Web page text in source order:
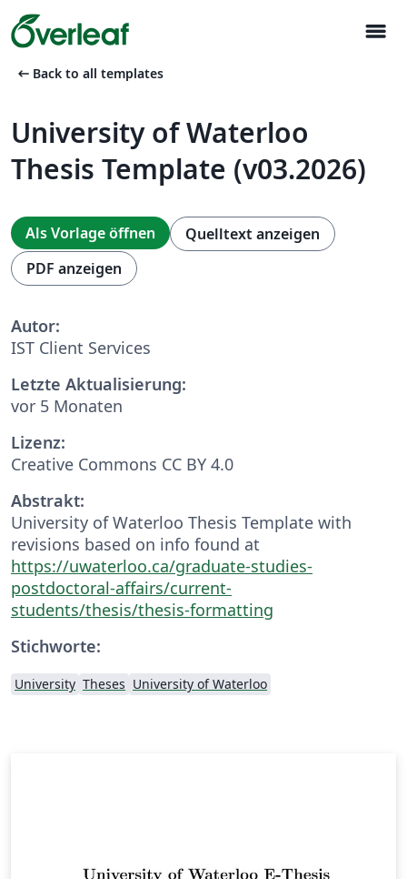
menu
arrow_left_alt Back to all templates
University of Waterloo
Thesis Template (v03.2026)
Als Vorlage öffnen
Quelltext anzeigen
PDF anzeigen
Autor:
IST Client Services
Letzte Aktualisierung:
vor 5 Monaten
Lizenz:
Creative Commons CC BY 4.0
Abstrakt:
University of Waterloo Thesis Template with
revisions based on info found at
https://uwaterloo.ca/graduate-studies-
postdoctoral-affairs/current-
students/thesis/thesis-formatting
Stichworte:
University Theses University of Waterloo